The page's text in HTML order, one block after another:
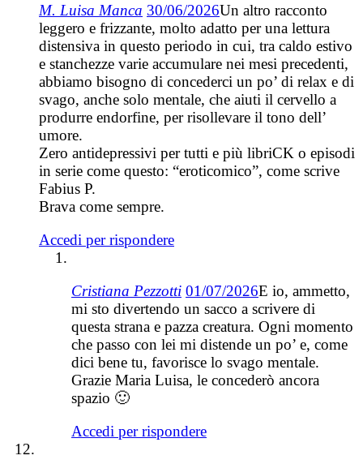
M. Luisa Manca 30/06/2026Un altro racconto
leggero e frizzante, molto adatto per una lettura
distensiva in questo periodo in cui, tra caldo estivo
e stanchezze varie accumulare nei mesi precedenti,
abbiamo bisogno di concederci un po’ di relax e di
svago, anche solo mentale, che aiuti il cervello a
produrre endorfine, per risollevare il tono dell’
umore.
Zero antidepressivi per tutti e più libriCK o episodi
in serie come questo: “eroticomico”, come scrive
Fabius P.
Brava come sempre.
Accedi per rispondere
Cristiana Pezzotti 01/07/2026E io, ammetto,
mi sto divertendo un sacco a scrivere di
questa strana e pazza creatura. Ogni momento
che passo con lei mi distende un po’ e, come
dici bene tu, favorisce lo svago mentale.
Grazie Maria Luisa, le concederò ancora
spazio 🙂
Accedi per rispondere